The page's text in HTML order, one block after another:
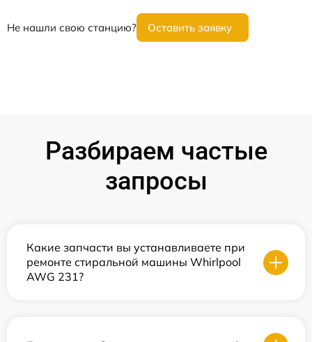
Не нашли свою станцию? Оставить заявку
Разбираем частые
запросы
Какие запчасти вы устанавливаете при
ремонте стиральной машины Whirlpool
AWG 231?